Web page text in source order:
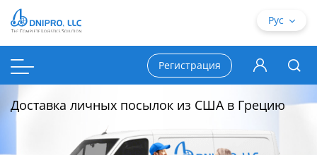
Доставка личных посылок из США в Грецию
Рус
Регистрация